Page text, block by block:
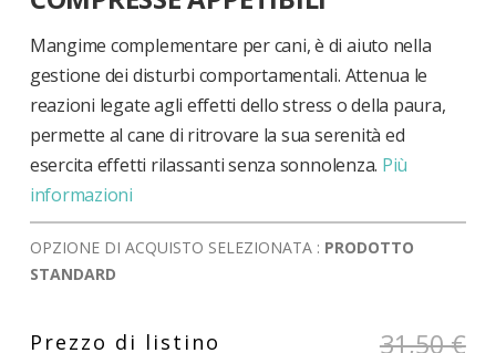
Mangime complementare per cani, è di aiuto nella
gestione dei disturbi comportamentali. Attenua le
reazioni legate agli effetti dello stress o della paura,
permette al cane di ritrovare la sua serenità ed
esercita effetti rilassanti senza sonnolenza. Più
informazioni
OPZIONE DI ACQUISTO SELEZIONATA : PRODOTTO
STANDARD
31,50 €